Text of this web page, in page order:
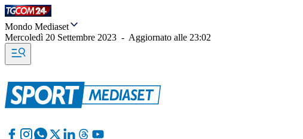
Mondo Mediaset
Mercoledì 20 Settembre 2023 - Aggiornato alle 23:02